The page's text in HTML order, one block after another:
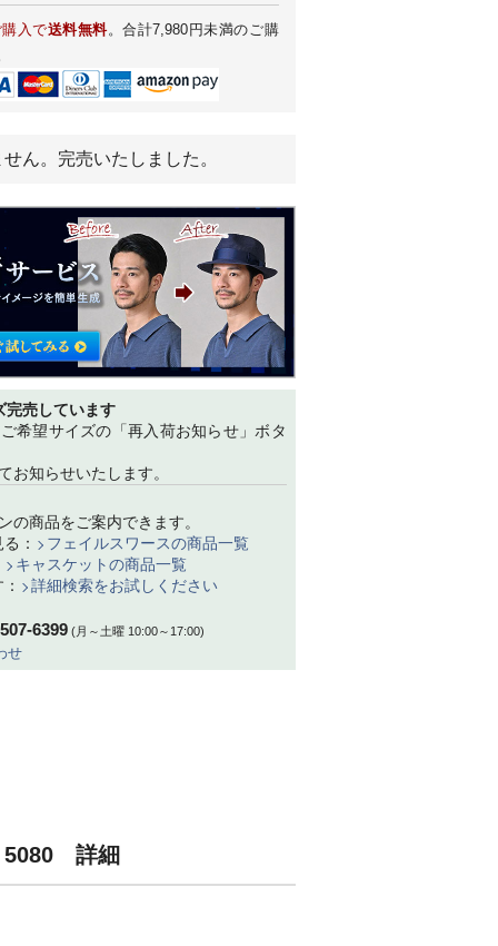
Tweed Carloway（ハリスツ
Harris Tweed Carloway（ハリスツ
入で送料無料。合計7,980円未満のご購
ん。完売いたしました。
完売しています
希望サイズの「再入荷お知らせ」ボタ
お知らせいたします。
の商品をご案内できます。
：
フェイルスワースの商品一覧
キャスケットの商品一覧
詳細検索をお試しください
6399(月～土曜 10:00～17:00)
せ
5080 詳細